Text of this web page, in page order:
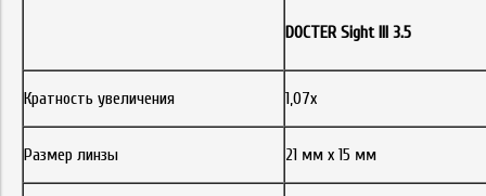
DOCTER Sight III 3.5
Кратность увеличения 1,07х
Размер линзы 21 мм х 15 мм